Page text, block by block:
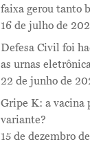
faixa gerou tanto
16 de julho de
Defesa Civil foi
as urnas
22 de junho de
Gripe K: a vacina
variante?
15 de dezembro